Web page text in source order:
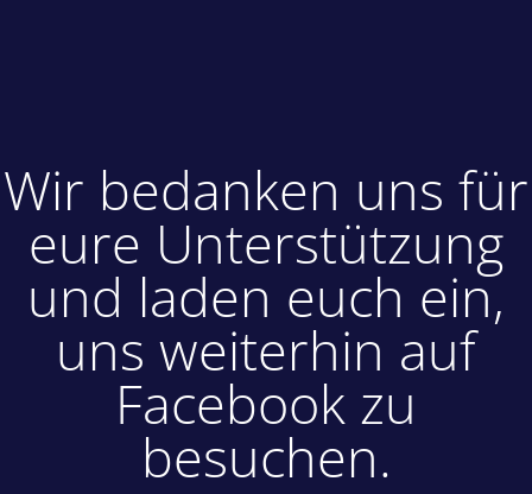
Wir bedanken uns für
eure Unterstützung
und laden euch ein,
uns weiterhin auf
Facebook zu
besuchen.